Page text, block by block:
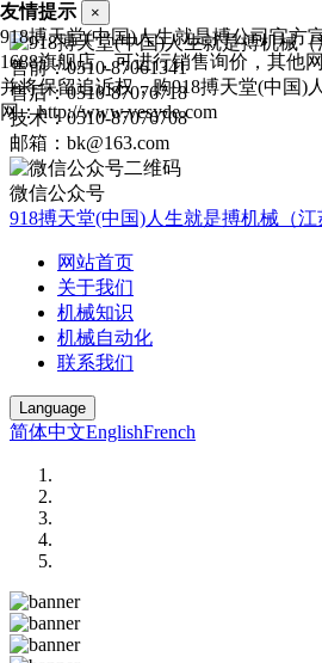
售前：0510-87061341
售后：0510-87076718
技术：0510-87076708
邮箱：bk@163.com
微信公众号
918搏天堂(中国)人生就是搏机械（江
网站首页
关于我们
机械知识
机械自动化
联系我们
Language
简体中文EnglishFrench
友情提示 ×
918搏天堂(中国)人生就是搏公司官方
1688旗舰店，可进行销售询价，其他
并将保留追诉权，购918搏天堂(中国)
网：http://www.vesyde.com